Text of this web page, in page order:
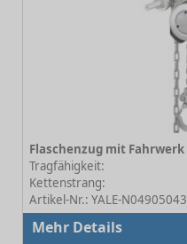
Tragfähigkeit:
Kettenstrang:
Artikel-Nr.: YALE-N04905043
Mehr Details